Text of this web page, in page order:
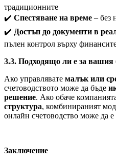
традиционните
✔️ Спестяване на време – без
✔️ Достъп до документи в
пълен контрол върху
3.3. Подходящо ли е за вашия
Ако управлявате малък или
счетоводството може да бъде
решение. Ако обаче
структура, комбинираният
онлайн счетоводство може да
Заключение